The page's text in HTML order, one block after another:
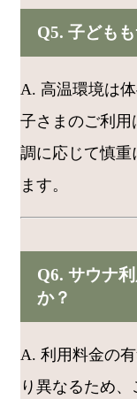
Q5. 子ども
A. 高温環境は
子さまのご利
調に応じて慎重
ます。
Q6. サウナ
か？
A. 利用料金の
り異なるため